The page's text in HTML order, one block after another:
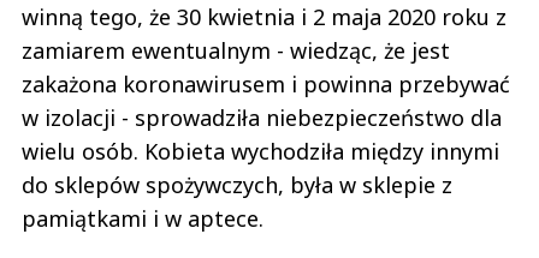
winną tego, że 30 kwietnia i 2 maja 2020 roku z
zamiarem ewentualnym - wiedząc, że jest
zakażona koronawirusem i powinna przebywać
w izolacji - sprowadziła niebezpieczeństwo dla
wielu osób. Kobieta wychodziła między innymi
do sklepów spożywczych, była w sklepie z
pamiątkami i w aptece.